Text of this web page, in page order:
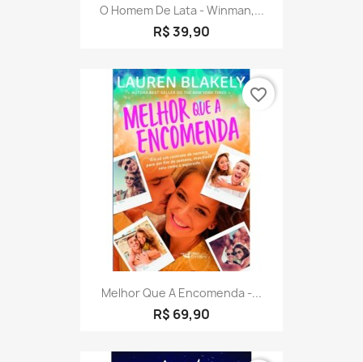
O Homem De Lata - Winman,...
R$ 39,90
Melhor Que A Encomenda -...
R$ 69,90
favorite_border